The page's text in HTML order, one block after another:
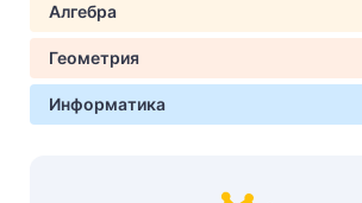
Алгебра
Геометрия
Информатика